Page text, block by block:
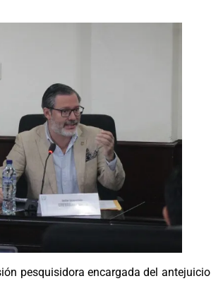
pesquisidora encargada del antejuicio